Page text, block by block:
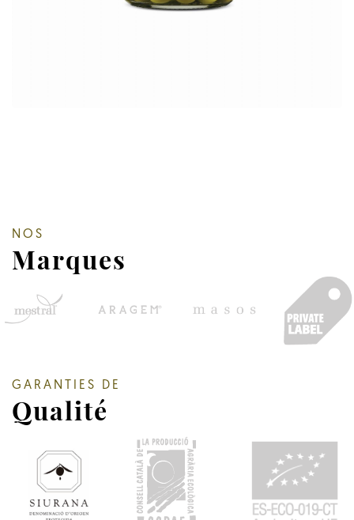
NOS
Marques
GARANTIES DE
Qualité